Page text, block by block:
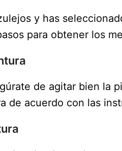
y has
para obtener los
de agitar bien la
de acuerdo con las